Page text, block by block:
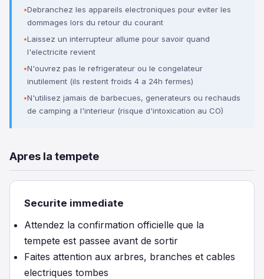
Debranchez les appareils electroniques pour eviter les
dommages lors du retour du courant
Laissez un interrupteur allume pour savoir quand
l'electricite revient
N'ouvrez pas le refrigerateur ou le congelateur
inutilement (ils restent froids 4 a 24h fermes)
N'utilisez jamais de barbecues, generateurs ou rechauds
de camping a l'interieur (risque d'intoxication au CO)
Apres la tempete
Securite immediate
Attendez la confirmation officielle que la
tempete est passee avant de sortir
Faites attention aux arbres, branches et cables
electriques tombes